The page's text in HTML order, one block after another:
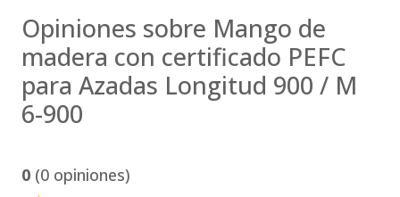
Opiniones sobre Mango de
madera con certificado PEFC
para Azadas Longitud 900 / M
6-900
0 (0 opiniones)